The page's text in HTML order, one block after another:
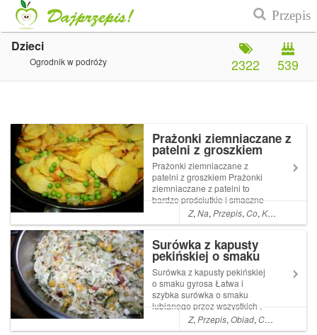
Dzieci
Ogrodnik w podróży 539
2322
Prażonki ziemniaczane z
patelni z groszkiem
Prażonki ziemniaczane z
patelni z groszkiem Prażonki
ziemniaczane z patelni to
bardzo prościutkie i smaczne
danie . Czasami robię je jako
dodatek do mięsa lub serwuję
More ... Artykuł Prażonki
ziemniaczane z patelni z
groszk...
Z,Na,Przepis,Co,Kolacja
Surówka z kapusty
pekińskiej o smaku
gyrosa
Surówka z kapusty pekińskiej
o smaku gyrosa Łatwa i
szybka surówka o smaku
lubianego przez wszystkich ,
a szczególnie dzieciaki ,
gyrosa
Z,Przepis,Obiad,Co ,